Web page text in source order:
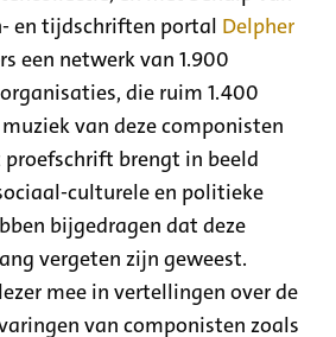
en tijdschriften portal Delpher
een netwerk van 1.900
die ruim 1.400
van deze componisten
brengt in beeld
culturele en politieke
bijgedragen dat deze
vergeten zijn geweest.
mee in vertellingen over de
van componisten zoals